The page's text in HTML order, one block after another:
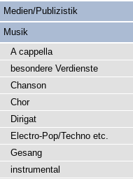
Medien/Publizistik
Musik
A cappella
besondere Verdienste
Chanson
Chor
Dirigat
Electro-Pop/Techno etc.
Gesang
instrumental